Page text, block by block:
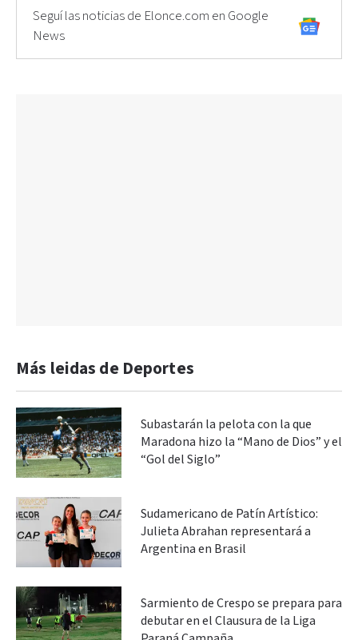
Seguí las noticias de Elonce.com en Google
News
Más leidas de Deportes
Subastarán la pelota con la que
Maradona hizo la “Mano de Dios” y el
“Gol del Siglo”
Sudamericano de Patín Artístico:
Julieta Abrahan representará a
Argentina en Brasil
Sarmiento de Crespo se prepara para
debutar en el Clausura de la Liga